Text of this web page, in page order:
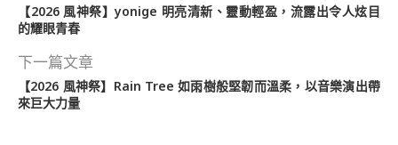
【2026 風神祭】yonige 明亮清新、靈動輕盈，流露出令人炫目
的耀眼青春
下一篇文章
【2026 風神祭】Rain Tree 如雨樹般堅韌而溫柔，以音樂演出帶
來巨大力量